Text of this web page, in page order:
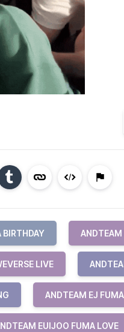
BIRTHDAY ANDTEAM
LIVE
ANDTEAM EJ
EUIJOO FUMA LOVE